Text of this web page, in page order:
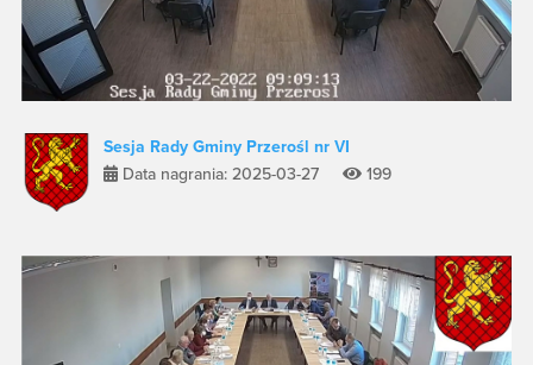
Sesja Rady Gminy Przerośl nr VI
Data nagrania: 2025-03-27
199